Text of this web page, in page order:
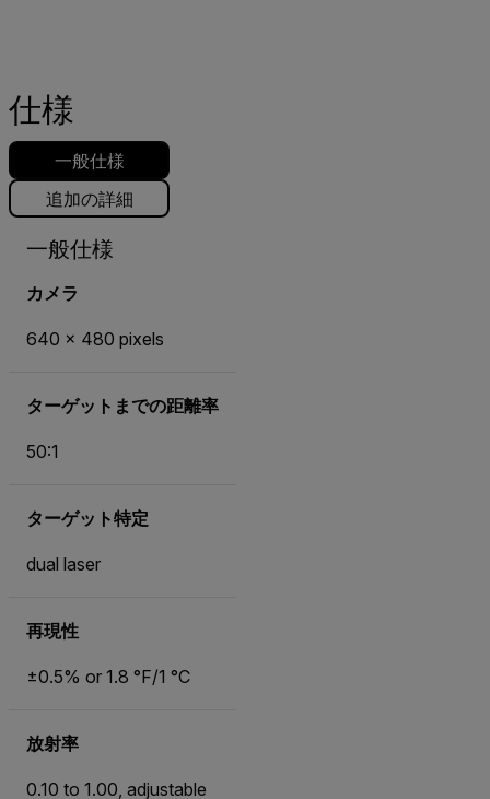
仕様
一般仕様
追加の詳細
一般仕様
カメラ
640 x 480 pixels
ターゲットまでの距離率
50:1
ターゲット特定
dual laser
再現性
±0.5% or 1.8 °F/1 °C
放射率
0.10 to 1.00, adjustable